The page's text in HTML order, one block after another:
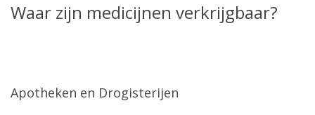
Waar zijn medicijnen verkrijgbaar?
Apotheken en Drogisterijen